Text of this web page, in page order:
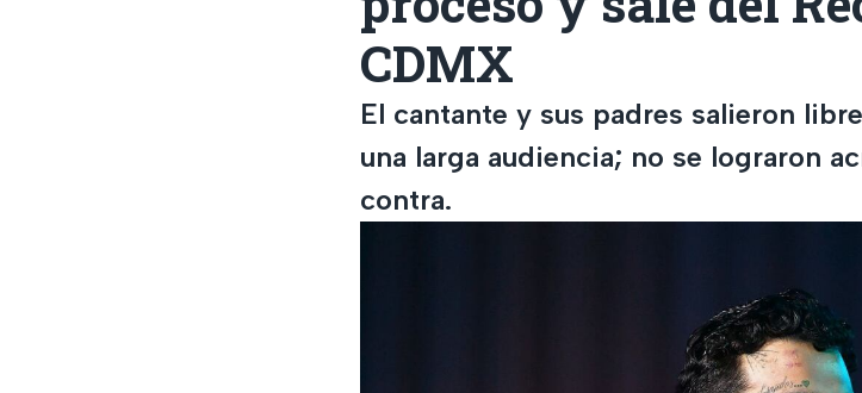
CDMX
El cantante y sus padres salieron
una larga audiencia; no se lograron
contra.